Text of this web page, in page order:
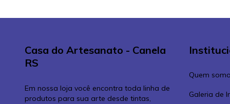
Casa do Artesanato - Canela
RS
Em nossa loja você encontra toda linha de
produtos para sua arte desde tintas,
Quem
Galeria de